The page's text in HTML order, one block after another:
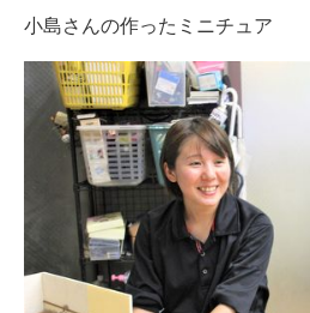
建設×テクノロジーの最前線
ちょっと気になるネットの話題
小島さんの作ったミニチュア